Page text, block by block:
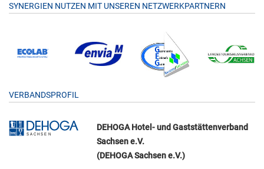
SYNERGIEN NUTZEN MIT UNSEREN NETZWERKPARTNERN
VERBANDSPROFIL
DEHOGA Hotel- und Gaststättenverband
Sachsen e.V.
(DEHOGA Sachsen e.V.)